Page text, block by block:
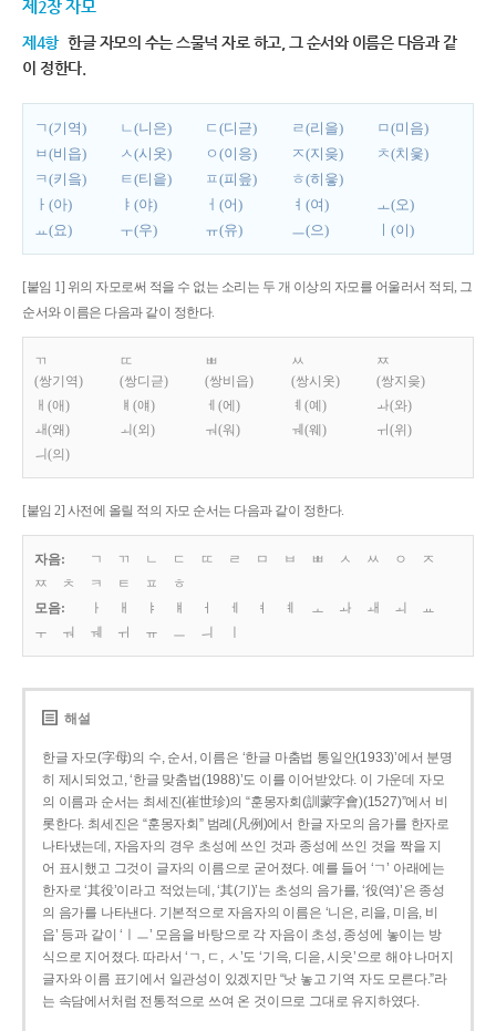
제2장 자모
제4항 한글 자모의 수는 스물넉 자로 하고, 그 순서와 이름은 다음과 같
이 정한다.
ㄱ(기역) ㄴ(니은) ㄷ(디귿) ㄹ(리을)
ㅁ(미음)
ㅂ(비읍)
ㅅ(시옷) ㅇ(이응) ㅈ(지읒)
ㅊ(치읓)
ㅋ(키읔)
ㅌ(티읕) ㅍ(피읖)
ㅎ(히읗)
ㅏ(아)
ㅑ(야) ㅓ(어) ㅕ(여)
ㅗ(오)
ㅛ(요)
ㅜ(우) ㅠ(유) ㅡ(으) ㅣ(이)
[붙임 1] 위의 자모로써 적을 수 없는 소리는 두 개 이상의 자모를 어울러서 적되, 그
순서와 이름은 다음과 같이 정한다.
ㄲ
(쌍기역)
ㄸ
(쌍디귿)
ㅃ
(쌍비읍)
ㅆ
(쌍시옷)
ㅉ
(쌍지읒)
ㅐ(애)
ㅒ(얘) ㅔ(에) ㅖ(예)
ㅘ(와)
ㅙ(왜)
ㅚ(외) ㅝ(워) ㅞ(웨)
ㅟ(위)
ㅢ(의)
[붙임 2] 사전에 올릴 적의 자모 순서는 다음과 같이 정한다.
자음: ㄱ ㄲ ㄴ ㄷ ㄸ ㄹ ㅁ ㅂ ㅃ ㅅ ㅆ ㅇ
ㅈ
ㅉ
ㅊ ㅋ ㅌ ㅍ
ㅎ
모음:
ㅏ ㅐ ㅑ ㅒ ㅓ ㅔ ㅕ ㅖ ㅗ ㅘ ㅙ ㅚ
ㅛ
ㅜ
ㅝ ㅞ ㅟ ㅠ ㅡ ㅢ
해설
한글 자모(字母)의 수, 순서, 이름은 ‘한글 마춤법 통일안(1933)’에서 분명
히 제시되었고, ‘한글 맞춤법(1988)’도 이를 이어받았다. 이 가운데 자모
의 이름과 순서는 최세진(崔世珍)의 “훈몽자회(訓蒙字會)(1527)”에서 비
롯한다. 최세진은 “훈몽자회” 범례(凡例)에서 한글 자모의 음가를 한자로
나타냈는데, 자음자의 경우 초성에 쓰인 것과 종성에 쓰인 것을 짝을 지
어 표시했고 그것이 글자의 이름으로 굳어졌다. 예를 들어 ‘ㄱ’ 아래에는
한자로 ‘其役’이라고 적었는데, ‘其(기)’는 초성의 음가를, ‘役(역)’은 종성
의 음가를 나타낸다. 기본적으로 자음자의 이름은 ‘니은, 리을, 미음, 비
읍’ 등과 같이 ‘ㅣㅡ’ 모음을 바탕으로 각 자음이 초성, 종성에 놓이는 방
식으로 지어졌다. 따라서 ‘ㄱ, ㄷ, ㅅ’도 ‘기윽, 디읃, 시읏’으로 해야 나머지
글자와 이름 표기에서 일관성이 있겠지만 “낫 놓고 기역 자도 모른다.”라
는 속담에서처럼 전통적으로 쓰여 온 것이므로 그대로 유지하였다.